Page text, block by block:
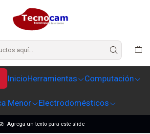
InicioHerramientas Computación
Menor Electrodomésticos
Agrega un texto para este slide